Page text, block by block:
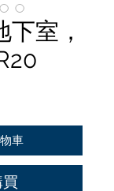
室，
車